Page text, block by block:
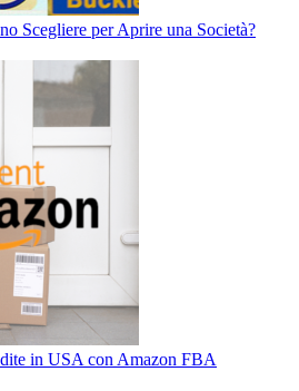
Scegliere per Aprire una Società?
in USA con Amazon FBA